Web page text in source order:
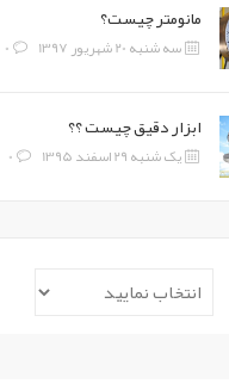
مانومتر چیست؟
سه شنبه 20 شهریور 1397 0
ابزار دقیق چیست ؟؟
یک شنبه 29 اسفند 1395 0